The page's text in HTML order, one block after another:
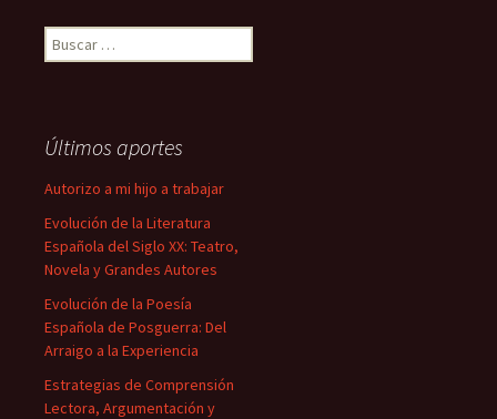
Buscar:
Últimos aportes
Autorizo a mi hijo a trabajar
Evolución de la Literatura
Española del Siglo XX: Teatro,
Novela y Grandes Autores
Evolución de la Poesía
Española de Posguerra: Del
Arraigo a la Experiencia
Estrategias de Comprensión
Lectora, Argumentación y